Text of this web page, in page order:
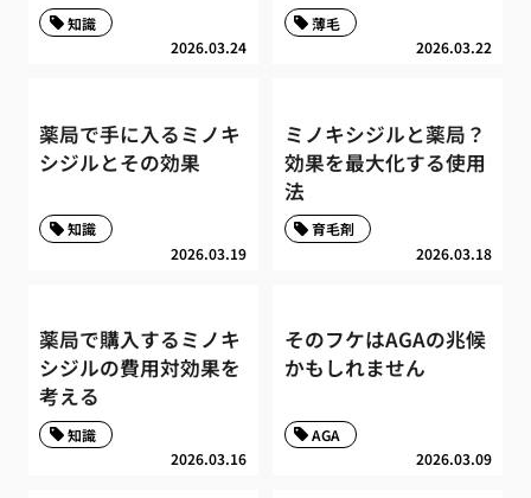
2026.03.24
知識
2026.03.22
薄毛
薬局で手に入るミノキ
シジルとその効果
2026.03.19
知識
ミノキシジルと薬局？
効果を最大化する使用
法
2026.03.18
育毛剤
薬局で購入するミノキ
シジルの費用対効果を
考える
2026.03.16
知識
そのフケはAGAの兆候
かもしれません
2026.03.09
AGA